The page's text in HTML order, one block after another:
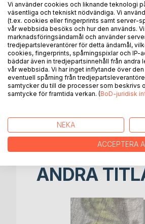
What happens when we
surface?
Like so many other
with her persona. As she
only option. This book is
Feminine Threads is an
threads of a
interwoven with
adorned tapestry that
true Feminine Beauty.
ANDRA
Vi använder cookies och liknande teknologi
väsentliga och tekniskt nödvändiga. Vi
(t.ex. cookies eller fingerprints samt server-
vår webbsida besöks och hur den används.
marknadsföringsändamål och använder
tredjepartsleverantörer för detta ändamål,
cookies, fingerprints, spårningspixlar och IP-
bäddar även in tredjepartsinnehåll från andra
vår webbsida. Vi har inget inflytande över
eventuell spårning från
samtycker du till de processer som beskrivs
samtycke för framtida verkan. (BoD-juridisk
NEKA
ACCEPTERA